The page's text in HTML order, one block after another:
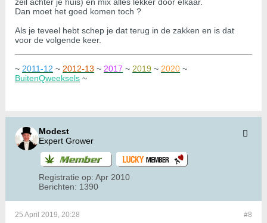
Dan moet het goed komen toch ?
Als je teveel hebt schep je dat terug in de zakken en is dat
voor de volgende keer.
~ 2011-12 ~ 2012-13 ~ 2017 ~ 2019 ~ 2020 ~
BuitenQweeksels ~
Modest
Expert Grower
Registratie op: Apr 2010
Berichten: 1390
#8
25 April 2019, 20:28